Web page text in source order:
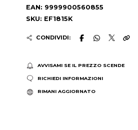
EAN: 9999900560855
SKU: EF1815K
CONDIVIDI:
AVVISAMI SE IL PREZZO SCENDE
RICHIEDI INFORMAZIONI
RIMANI AGGIORNATO